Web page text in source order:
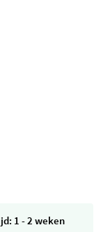
1 - 2 weken